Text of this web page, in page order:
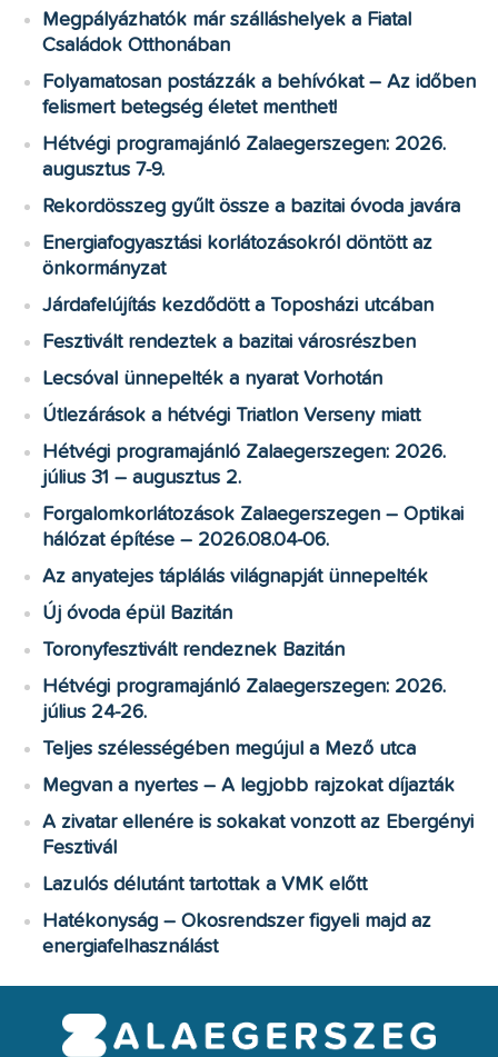
Megpályázhatók már szálláshelyek a Fiatal
Családok Otthonában
Folyamatosan postázzák a behívókat – Az időben
felismert betegség életet menthet!
Hétvégi programajánló Zalaegerszegen: 2026.
augusztus 7-9.
Rekordösszeg gyűlt össze a bazitai óvoda javára
Energiafogyasztási korlátozásokról döntött az
önkormányzat
Járdafelújítás kezdődött a Toposházi utcában
Fesztivált rendeztek a bazitai városrészben
Lecsóval ünnepelték a nyarat Vorhotán
Útlezárások a hétvégi Triatlon Verseny miatt
Hétvégi programajánló Zalaegerszegen: 2026.
július 31 – augusztus 2.
Forgalomkorlátozások Zalaegerszegen – Optikai
hálózat építése – 2026.08.04-06.
Az anyatejes táplálás világnapját ünnepelték
Új óvoda épül Bazitán
Toronyfesztivált rendeznek Bazitán
Hétvégi programajánló Zalaegerszegen: 2026.
július 24-26.
Teljes szélességében megújul a Mező utca
Megvan a nyertes – A legjobb rajzokat díjazták
A zivatar ellenére is sokakat vonzott az Ebergényi
Fesztivál
Lazulós délutánt tartottak a VMK előtt
Hatékonyság – Okosrendszer figyeli majd az
energiafelhasználást